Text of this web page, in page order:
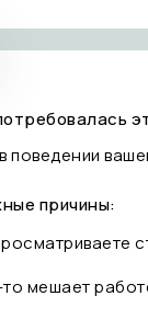
поведении
причины:
мешает